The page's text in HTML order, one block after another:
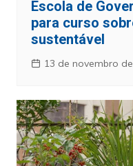
Escola de
para curso
sustentável
13 de novembro